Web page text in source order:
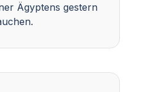
Ägyptens gestern